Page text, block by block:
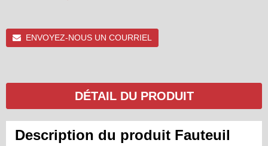
ENVOYEZ-NOUS UN COURRIEL
DÉTAIL DU PRODUIT
Description du produit Fauteuil